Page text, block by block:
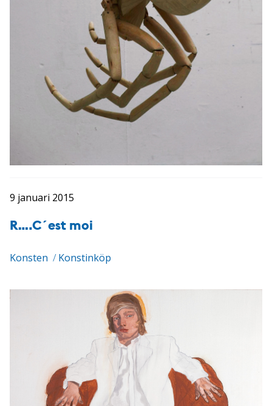
9 januari 2015
R….C´est moi
Konsten / Konstinköp